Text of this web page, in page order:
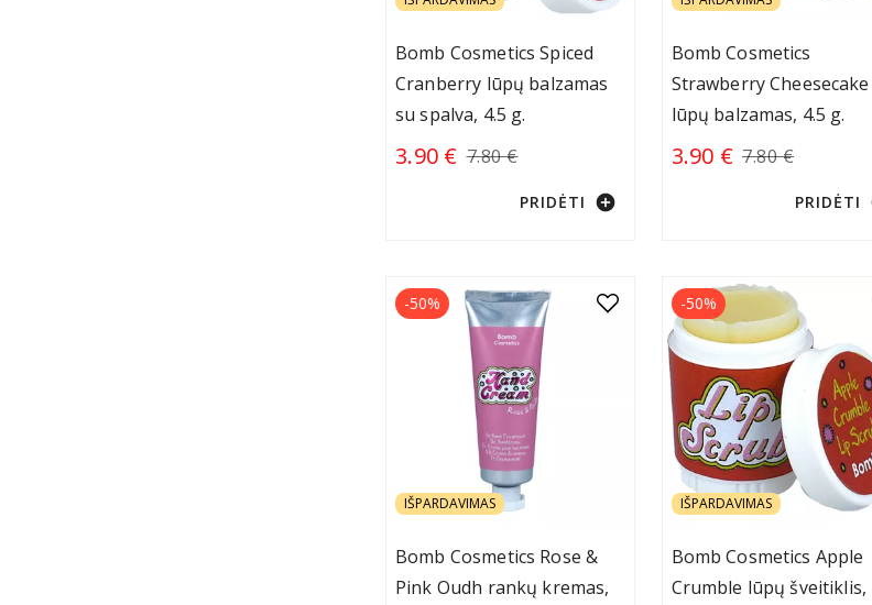
Bomb Cosmetics Spiced
Cranberry lūpų balzamas
su spalva, 4.5 g.
3.90 € 7.80 €
PRIDĖTI add_circle
Bomb Cosmetics
Strawberry Cheesecake
lūpų balzamas, 4.5 g.
3.90 € 7.80 €
PRIDĖTI
IŠPARDAVIMAS
Bomb Cosmetics Rose &
Pink Oudh rankų kremas,
-50%
IŠPARDAVIMAS
Bomb Cosmetics Apple
Crumble lūpų šveitiklis,
-50%